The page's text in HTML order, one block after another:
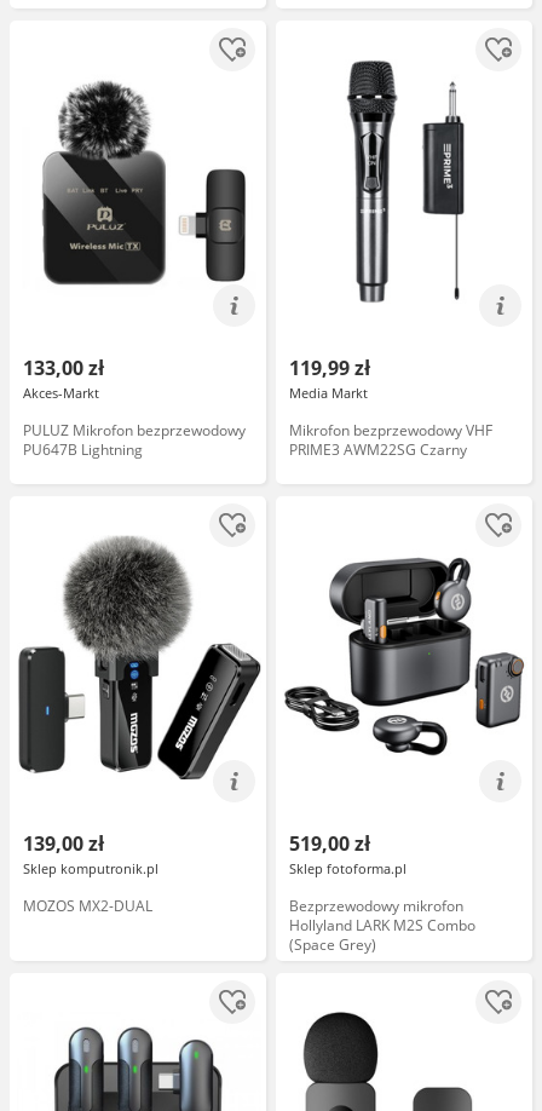
133,00 zł
Akces-Markt
PULUZ Mikrofon bezprzewodowy
PU647B Lightning
119,99 zł
Media Markt
Mikrofon bezprzewodowy VHF
PRIME3 AWM22SG Czarny
139,00 zł
Sklep komputronik.pl
MOZOS MX2-DUAL
519,00 zł
Sklep fotoforma.pl
Bezprzewodowy mikrofon
Hollyland LARK M2S Combo
(Space Grey)